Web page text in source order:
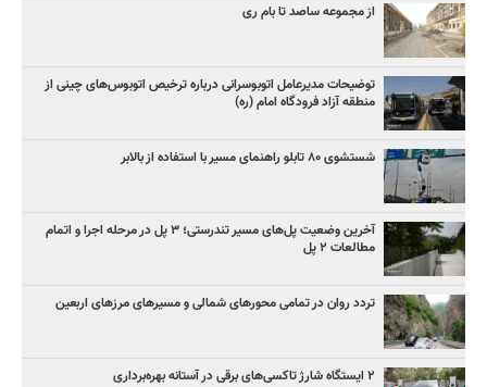
از مجموعه ساصد تا بام ری
توضیحات مدیرعامل اتوبوسرانی درباره ترخیص اتوبوس‌های چینی از
منطقه آزاد فرودگاه امام (ره)
شستشوی ۸۰ تابلو راهنمای مسیر با استفاده از بالابر
آخرین وضعیت پل‌های مسیر تندرستی؛ ۳ پل در مرحله اجرا و اتمام
مطالعات ۲ پل
تردد روان در تمامی محورهای شمالی و مسیرهای مرزهای اربعین
۲ ایستگاه شارژ تاکسی‌های برقی در آستانه بهره‌برداری